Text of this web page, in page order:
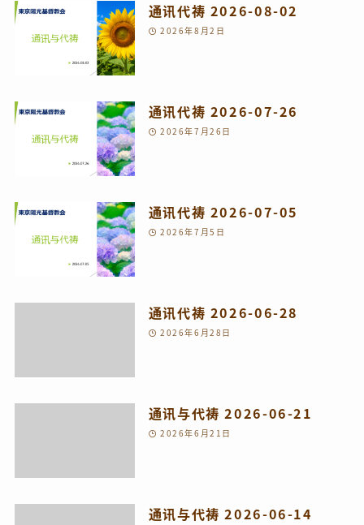
通讯代祷 2026-08-02
2026年8月2日
通讯代祷 2026-07-26
2026年7月26日
通讯代祷 2026-07-05
2026年7月5日
通讯代祷 2026-06-28
2026年6月28日
通讯与代祷 2026-06-21
2026年6月21日
通讯与代祷 2026-06-14